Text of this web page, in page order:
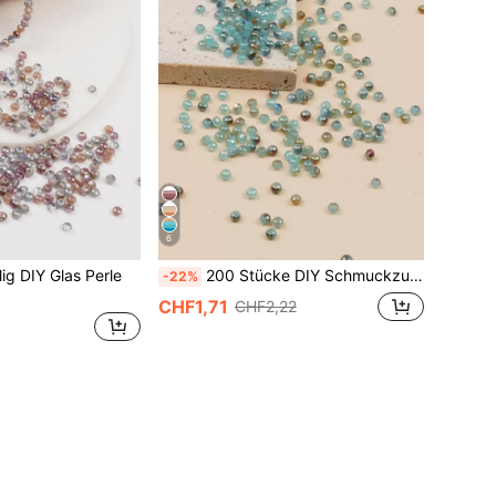
DIY Glas Perle
6
-22% 200 Stücke DIY Schmuckzubehör mit zufälligem Glas Perle
CHF1,71 CHF2,22